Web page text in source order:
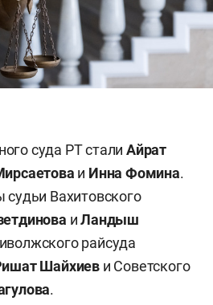
суда РТ стали Айрат
и Инна Фомина.
Вахитовского
иЛандыш
райсуда
Шайхиев и Советского
.